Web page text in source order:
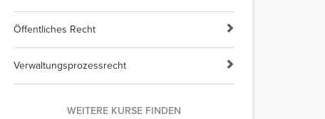
Öffentliches Recht
Verwaltungsprozessrecht
WEITERE KURSE FINDEN